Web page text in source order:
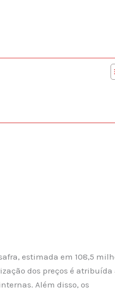
estimada em 108,5
dos preços é atribuída
Além disso, os